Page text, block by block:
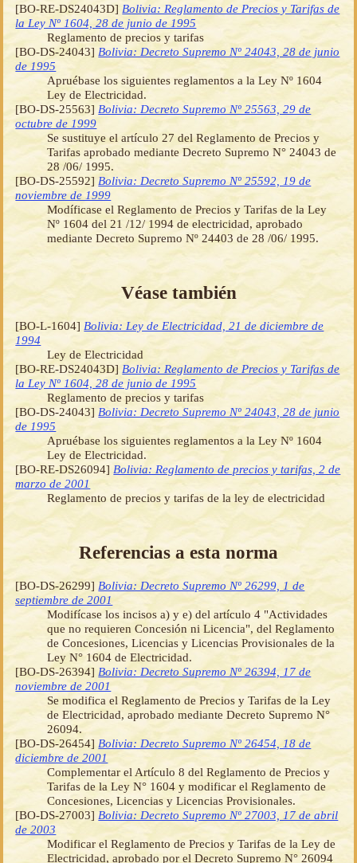
[BO-RE-DS24043D] Bolivia: Reglamento de Precios y Tarifas de
la Ley Nº 1604, 28 de junio de 1995
Reglamento de precios y tarifas
[BO-DS-24043] Bolivia: Decreto Supremo Nº 24043, 28 de junio
de 1995
Apruébase los siguientes reglamentos a la Ley Nº 1604
Ley de Electricidad.
[BO-DS-25563] Bolivia: Decreto Supremo Nº 25563, 29 de
octubre de 1999
Se sustituye el artículo 27 del Reglamento de Precios y
Tarifas aprobado mediante Decreto Supremo N° 24043 de
28 /06/ 1995.
[BO-DS-25592] Bolivia: Decreto Supremo Nº 25592, 19 de
noviembre de 1999
Modíficase el Reglamento de Precios y Tarifas de la Ley
Nº 1604 del 21 /12/ 1994 de electricidad, aprobado
mediante Decreto Supremo Nº 24403 de 28 /06/ 1995.
Véase también
[BO-L-1604] Bolivia: Ley de Electricidad, 21 de diciembre de
1994
Ley de Electricidad
[BO-RE-DS24043D] Bolivia: Reglamento de Precios y Tarifas de
la Ley Nº 1604, 28 de junio de 1995
Reglamento de precios y tarifas
[BO-DS-24043] Bolivia: Decreto Supremo Nº 24043, 28 de junio
de 1995
Apruébase los siguientes reglamentos a la Ley Nº 1604
Ley de Electricidad.
[BO-RE-DS26094] Bolivia: Reglamento de precios y tarifas, 2 de
marzo de 2001
Reglamento de precios y tarifas de la ley de electricidad
Referencias a esta norma
[BO-DS-26299] Bolivia: Decreto Supremo Nº 26299, 1 de
septiembre de 2001
Modifícase los incisos a) y e) del artículo 4 "Actividades
que no requieren Concesión ni Licencia", del Reglamento
de Concesiones, Licencias y Licencias Provisionales de la
Ley N° 1604 de Electricidad.
[BO-DS-26394] Bolivia: Decreto Supremo Nº 26394, 17 de
noviembre de 2001
Se modifica el Reglamento de Precios y Tarifas de la Ley
de Electricidad, aprobado mediante Decreto Supremo N°
26094.
[BO-DS-26454] Bolivia: Decreto Supremo Nº 26454, 18 de
diciembre de 2001
Complementar el Artículo 8 del Reglamento de Precios y
Tarifas de la Ley N° 1604 y modificar el Reglamento de
Concesiones, Licencias y Licencias Provisionales.
[BO-DS-27003] Bolivia: Decreto Supremo Nº 27003, 17 de abril
de 2003
Modificar el Reglamento de Precios y Tarifas de la Ley de
Electricidad, aprobado por el Decreto Supremo N° 26094